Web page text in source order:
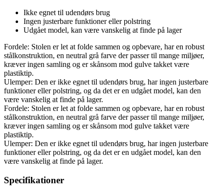
Ikke egnet til udendørs brug
Ingen justerbare funktioner eller polstring
Udgået model, kan være vanskelig at finde på lager
Fordele: Stolen er let at folde sammen og opbevare, har en robust
stålkonstruktion, en neutral grå farve der passer til mange miljøer,
kræver ingen samling og er skånsom mod gulve takket være
plastiktip.
Ulemper: Den er ikke egnet til udendørs brug, har ingen justerbare
funktioner eller polstring, og da det er en udgået model, kan den
være vanskelig at finde på lager.
Fordele: Stolen er let at folde sammen og opbevare, har en robust
stålkonstruktion, en neutral grå farve der passer til mange miljøer,
kræver ingen samling og er skånsom mod gulve takket være
plastiktip.
Ulemper: Den er ikke egnet til udendørs brug, har ingen justerbare
funktioner eller polstring, og da det er en udgået model, kan den
være vanskelig at finde på lager.
Specifikationer